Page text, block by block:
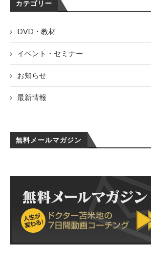
カテゴリー
DVD・教材
イベント・セミナー
お知らせ
最新情報
無料メールマガジン